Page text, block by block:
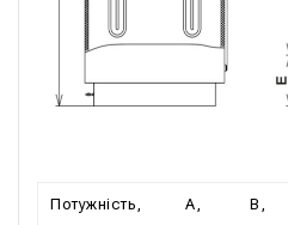
Потужність,
А,
В,